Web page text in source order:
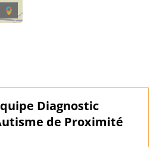
Diagnostic
de Proximité